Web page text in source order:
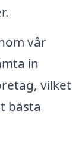
vår
in
vilket
bästa